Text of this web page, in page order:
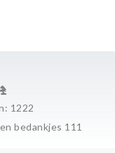
1222
bedankjes 111